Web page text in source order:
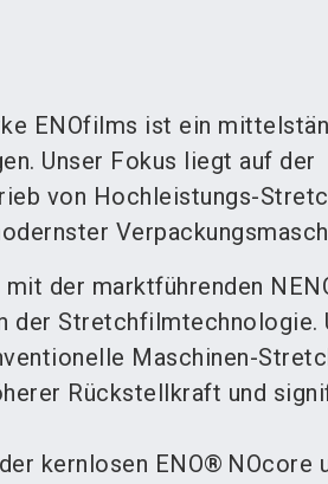
ENOfilms ist ein
Unser Fokus liegt auf der
von Hochleistungs-
der marktführenden
der Stretchfilmtechnologie.
Maschinen-
Rückstellkraft und
kernlosen ENO® NOcore